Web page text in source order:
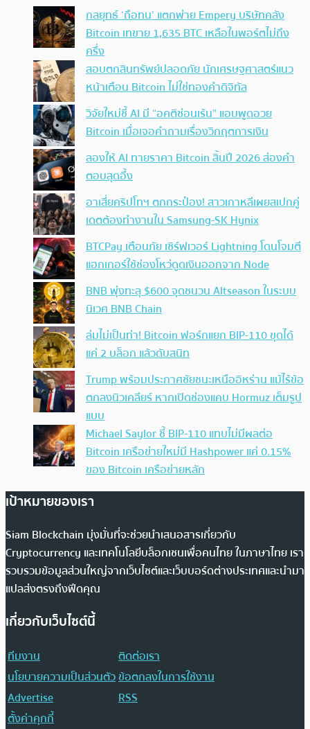
กลยุทธ์ ‘ถือทน’ แตกพ่าย Empery บริษัทคลัง
Bitcoin เทขาย 1,635 BTC เหลือในพอร์ตไม่ถึง
ครึ่ง
สอบตกสินทรัพย์ปลอดภัย นักเศรษฐศาสตร์แนว
หน้าเตือน Bitcoin ไม่ใช่ทองคำดิจิทัล
วิจัยใหม่ชี้ AI มี “อคติซ่อนเร้น” แอบพูดอวย
Bitcoin เมื่อเจอคำถามเรื่องวิกฤตการเงิน
ลองให้ AI ทายราคา Bitcoin สิ้นปี 2026 ส่องคำ
ตอบสุดอึ้ง
อาเสี่ยคริปโทฯ ตกกระป๋อง! สาวเกาหลีเผยสเปกคู่
เดตต้องทำงานใน Samsung-SK Hynix
BTCPay เตือนภัย เซิร์ฟเวอร์ Lightning โดนโจมตี
แฮกเกอร์ใช้ช่องโหว่ดูดเงินออกจาก Node
BNB พุ่งทะลุ $600 จุดชนวน Altseason ในระบบ
นิเวศ BNB Chain
ล่มไม่เป็นท่า! Bitcoin ฟอร์กแยก BIP-110 ขุดได้
แค่ 2 บล็อก แล้วดับสนิท
Trump พร้อมประกาศชัยชนะเหนืออิหร่าน แม้ไร้ข้อ
ตกลงนิวเคลียร์ หากเปิดช่องแคบ Hormuz เต็มรูป
แบบ
Michael Saylor ชี้ BIP-110 แทบไม่มีผลต่อ
Bitcoin เครือข่ายใหม่มี Hashpower แค่ 0.15%
ของ Bitcoin เครือข่ายหลัก
เป้าหมายของเรา
Siam Blockchain มุ่งมั่นที่จะช่วยนำเสนอสารเกี่ยวกับ
Cryptocurrency และเทคโนโลยีบล็อกเชนเพื่อคนไทย ในภาษาไทย เรา
รวบรวมข้อมูลส่วนใหญ่จากเว็บไซต์และเว็บบอร์ดต่างประเทศและนำมา
แปลส่งตรงถึงฟีดคุณ
เกี่ยวกับเว็บไซต์นี้
ทีมงาน
ติดต่อเรา
นโยบายความเป็นส่วนตัวข้อตกลงในการใช้งาน
Advertise
RSS
ตั้งค่าคุกกี้